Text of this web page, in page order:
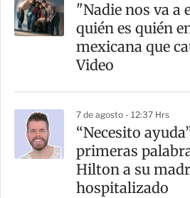
"Nadie nos va a
quién es quién
mexicana que
Video
7 de agosto - 12:37 Hrs
“Necesito
primeras
Hilton a su
hospitalizado